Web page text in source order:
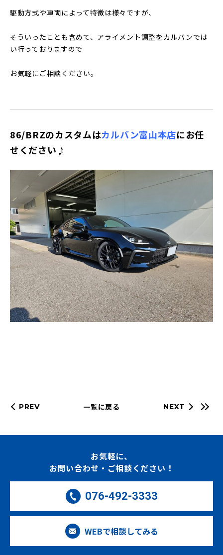
駆動方式や車両によって特徴は様々ですが、
そういったことも含めて、アライメント調整をカルバンでは
い行っておりますので
お気軽にご相談ください。
86/BRZのカスタムはカルバン富山本店にお任
せください♪
PREV 一覧に戻る NEXT
お気軽に、
お問い合わせ・ご相談ください！
076-492-3333
WEBで相談してみる